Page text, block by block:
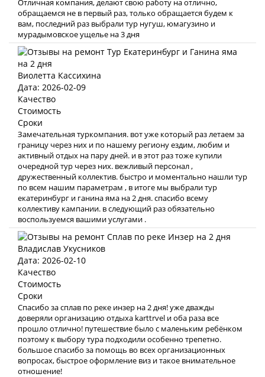
Отличная компания, делают свою работу на отлично,
обращаемся не в первый раз, только обращается будем к
вам, последний раз выбрали тур нугуш, юмагузино и
мурадымовское ущелье на 3 дня
Виолетта Кассихина
Дата: 2026-02-09
Качество
Стоимость
Сроки
Замечательная туркомпания. вот уже который раз летаем за
границу через них и по нашему региону ездим, любим и
активный отдых на пару дней. и в этот раз тоже купили
очередной тур через них. вежливый персонал ,
дружественный коллектив. быстро и моментально нашли тур
по всем нашим параметрам , в итоге мы выбрали тур
екатеринбург и ганина яма на 2 дня. спасибо всему
коллективу кампании. в следующий раз обязательно
воспользуемся вашими услугами .
Владислав Укусников
Дата: 2026-02-10
Качество
Стоимость
Сроки
Спасибо за сплав по реке инзер на 2 дня! уже дважды
доверяли организацию отдыха karttrvel и оба раза все
прошло отлично! путешествие было с маленьким ребёнком
поэтому к выбору тура подходили особенно трепетно.
большое спасибо за помощь во всех организационных
вопросах, быстрое оформление виз и такое внимательное
отношение!